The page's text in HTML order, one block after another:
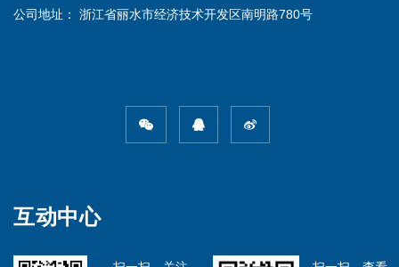
公司地址： 浙江省丽水市经济技术开发区南明路780号
互动中心